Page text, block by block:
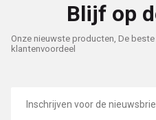
Blijf op
Onze nieuwste producten, De
klantenvoordeel
mailadres